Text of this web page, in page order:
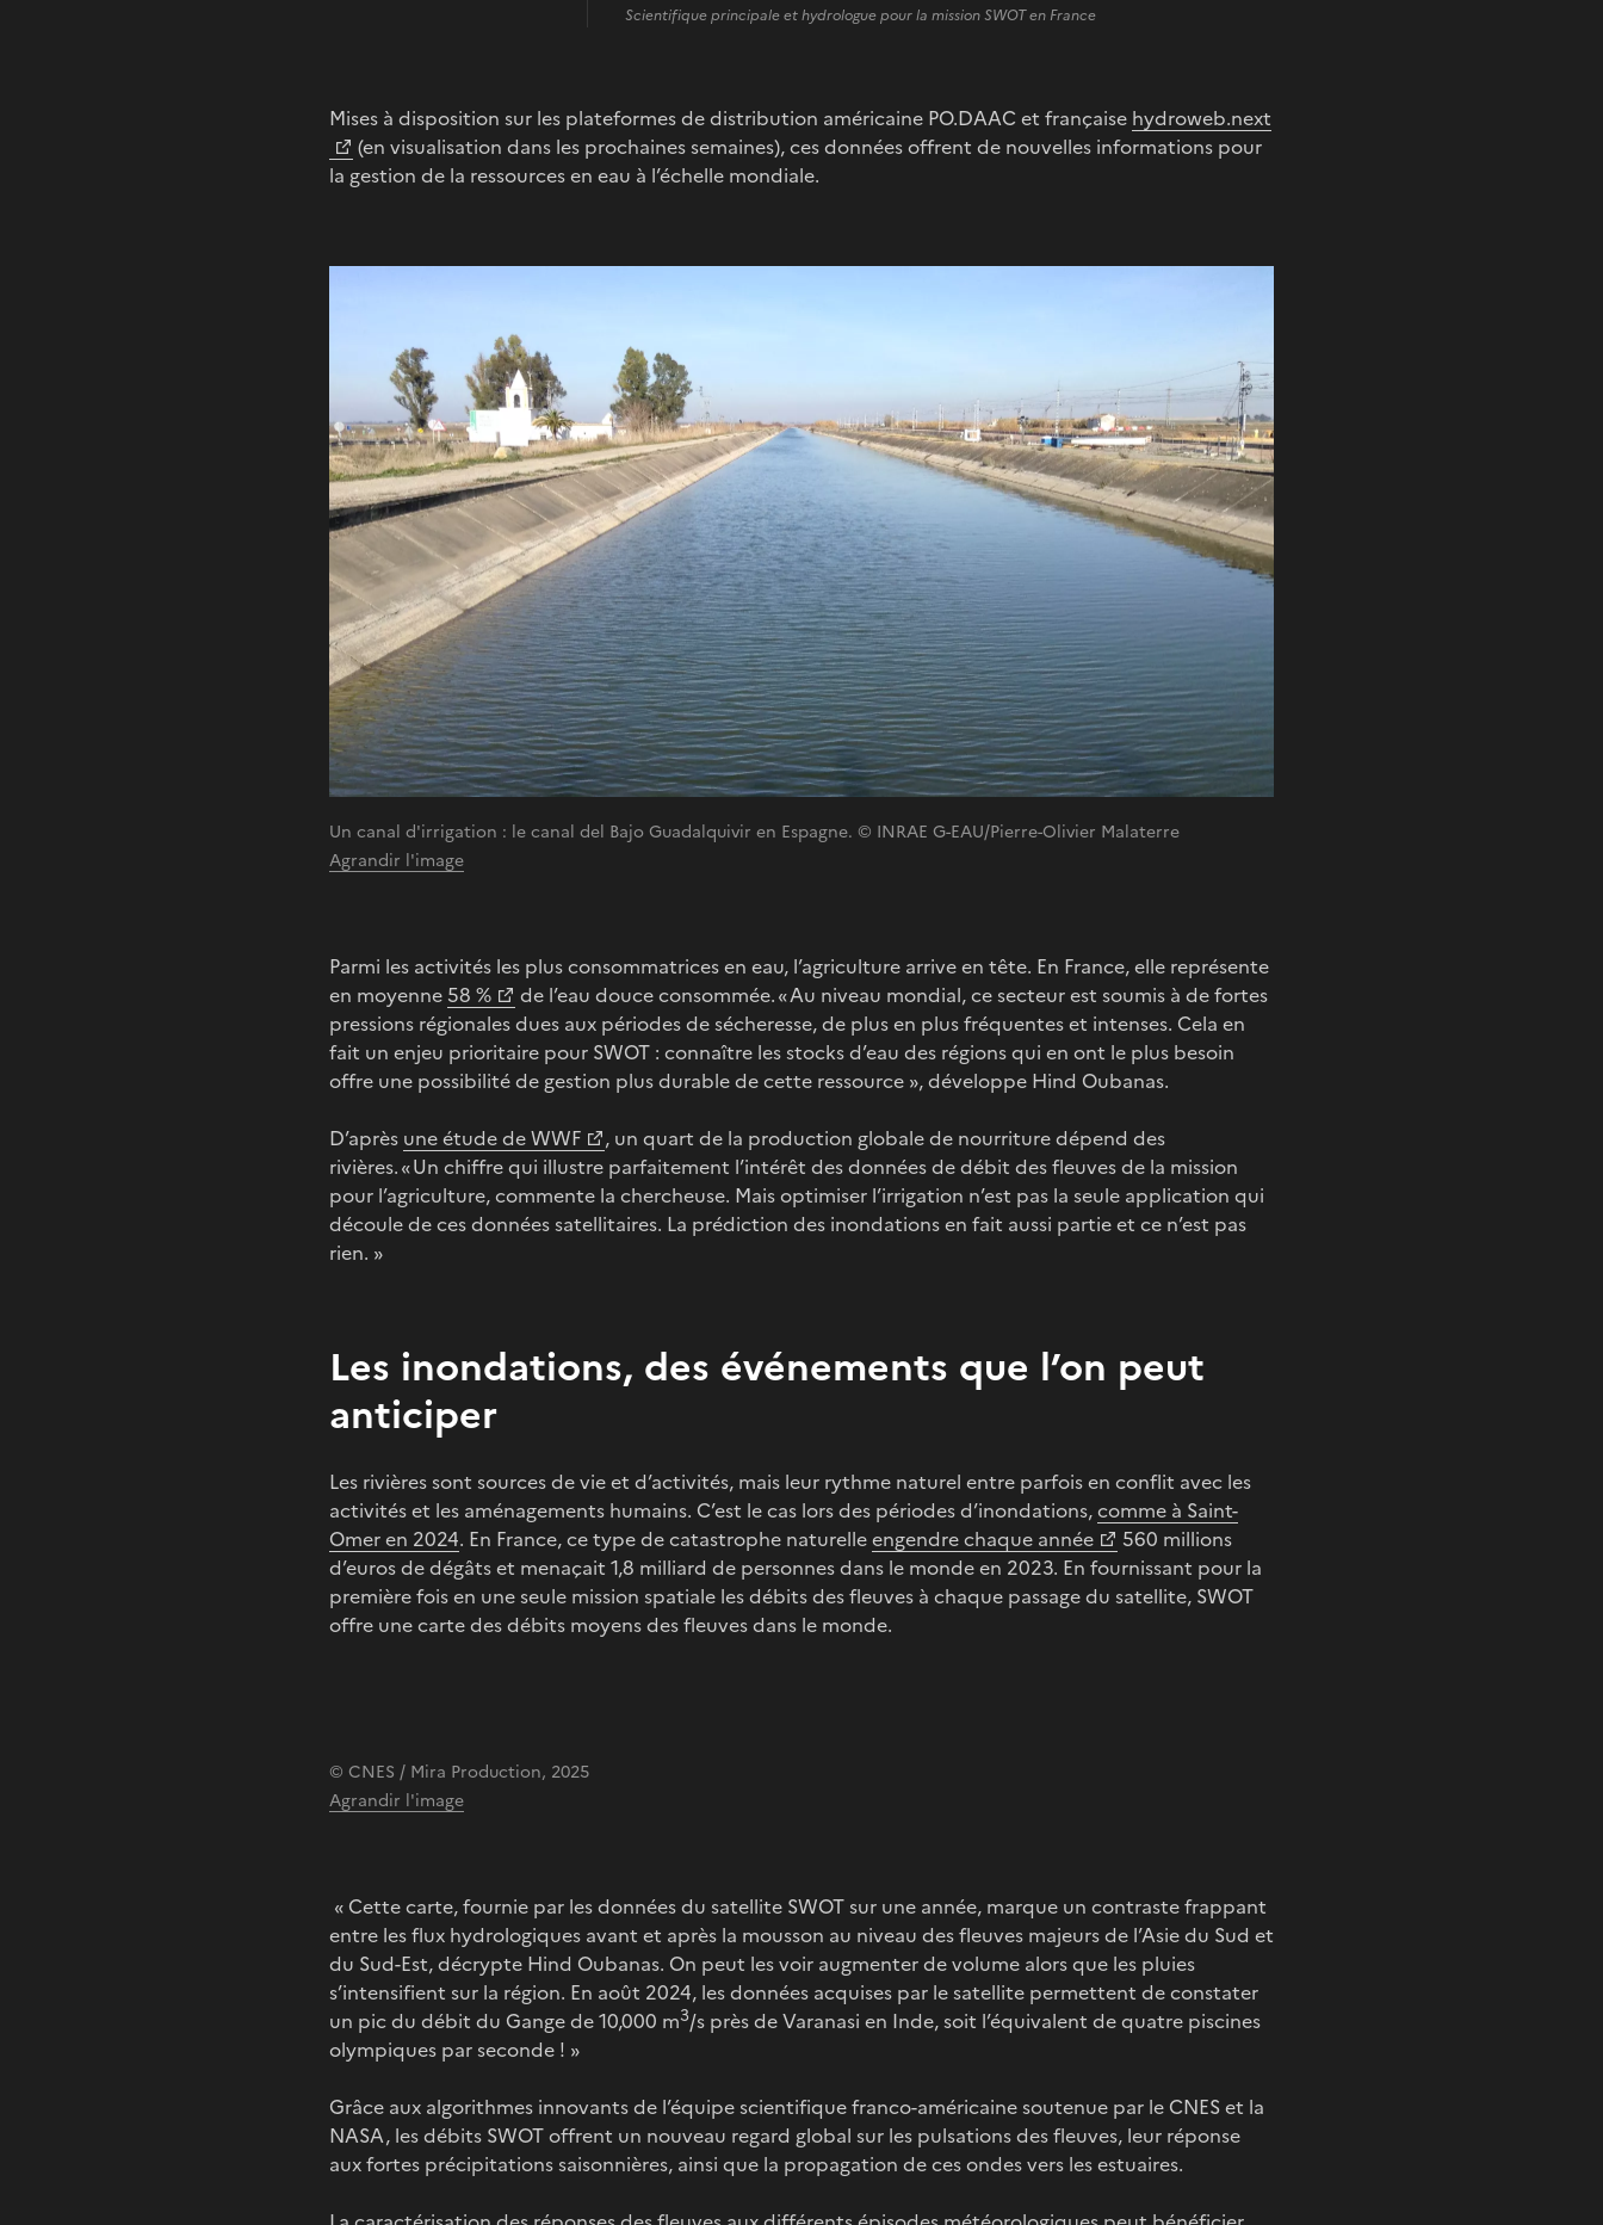
Scientifique principale et hydrologue pour la mission SWOT en France
Mises à disposition sur les plateformes de distribution américaine PO.DAAC et française hydroweb.next
(en visualisation dans les prochaines semaines), ces données offrent de nouvelles informations pour
la gestion de la ressources en eau à l’échelle mondiale.
Un canal d'irrigation : le canal del Bajo Guadalquivir en Espagne. © INRAE G-EAU/Pierre-Olivier Malaterre
Agrandir l'image
Parmi les activités les plus consommatrices en eau, l’agriculture arrive en tête. En France, elle représente
en moyenne 58 %
de l’eau douce consommée. « Au niveau mondial, ce secteur est soumis à de fortes
pressions régionales dues aux périodes de sécheresse, de plus en plus fréquentes et intenses. Cela en
fait un enjeu prioritaire pour SWOT : connaître les stocks d’eau des régions qui en ont le plus besoin
offre une possibilité de gestion plus durable de cette ressource », développe Hind Oubanas.
D’après une étude de WWF
, un quart de la production globale de nourriture dépend des
rivières. « Un chiffre qui illustre parfaitement l’intérêt des données de débit des fleuves de la mission
pour l’agriculture, commente la chercheuse. Mais optimiser l’irrigation n’est pas la seule application qui
découle de ces données satellitaires. La prédiction des inondations en fait aussi partie et ce n’est pas
rien. »
Les inondations, des événements que l’on peut
anticiper
Les rivières sont sources de vie et d’activités, mais leur rythme naturel entre parfois en conflit avec les
activités et les aménagements humains. C’est le cas lors des périodes d’inondations,comme à Saint-
Omer en 2024. En France, ce type de catastrophe naturelleengendre chaque année
560 millions
d’euros de dégâts et menaçait 1,8 milliard de personnes dans le monde en 2023. En fournissant pour la
première fois en une seule mission spatiale les débits des fleuves à chaque passage du satellite, SWOT
offre une carte des débits moyens des fleuves dans le monde.
© CNES / Mira Production, 2025
Agrandir l'image
« Cette carte, fournie par les données du satellite SWOT sur une année, marque un contraste frappant
entre les flux hydrologiques avant et après la mousson au niveau des fleuves majeurs de l’Asie du Sud et
du Sud-Est, décrypte Hind Oubanas. On peut les voir augmenter de volume alors que les pluies
s’intensifient sur la région. En août 2024, les données acquises par le satellite permettent de constater
un pic du débit du Gange de 10,000 m3/s près de Varanasi en Inde, soit l’équivalent de quatre piscines
olympiques par seconde ! »
Grâce aux algorithmes innovants de l’équipe scientifique franco-américaine soutenue par le CNES et la
NASA, les débits SWOT offrent un nouveau regard global sur les pulsations des fleuves, leur réponse
aux fortes précipitations saisonnières, ainsi que la propagation de ces ondes vers les estuaires.